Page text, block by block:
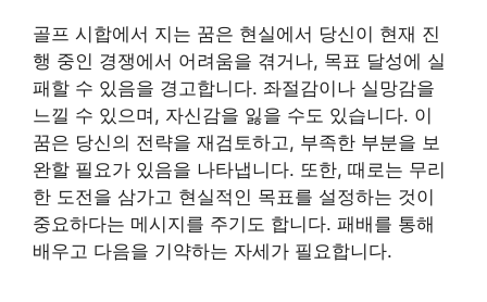
​골프 시합에서 지는 꿈은 현실에서 당신이 현재 진
행 중인 경쟁에서 어려움을 겪거나, 목표 달성에 실
패할 수 있음을 경고합니다. 좌절감이나 실망감을
느낄 수 있으며, 자신감을 잃을 수도 있습니다. 이
꿈은 당신의 전략을 재검토하고, 부족한 부분을 보
완할 필요가 있음을 나타냅니다. 또한, 때로는 무리
한 도전을 삼가고 현실적인 목표를 설정하는 것이
중요하다는 메시지를 주기도 합니다. 패배를 통해
배우고 다음을 기약하는 자세가 필요합니다.